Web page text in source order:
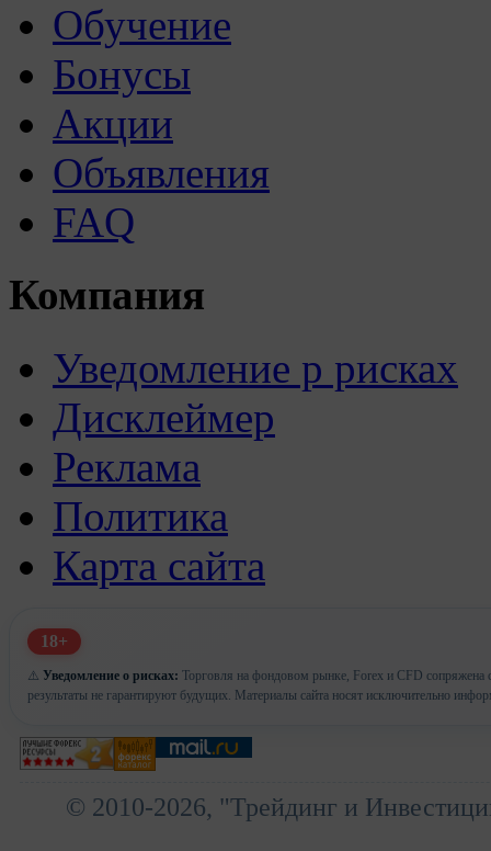
Обучение
Бонусы
Акции
Объявления
FAQ
Компания
Уведомление р рисках
Дисклеймер
Реклама
Политика
Карта сайта
18+
⚠️ Уведомление о рисках: Торговля на фондовом рынке, Forex и CFD сопряжена
результаты не гарантируют будущих. Материалы сайта носят исключительно
© 2010-2026, "Трейдинг и